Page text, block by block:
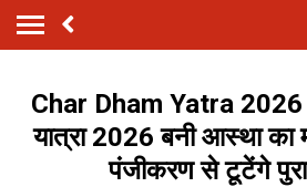
Char Dham Yatra 2026
यात्रा 2026 बनी आस्था
पंजीकरण से टूटेंगे